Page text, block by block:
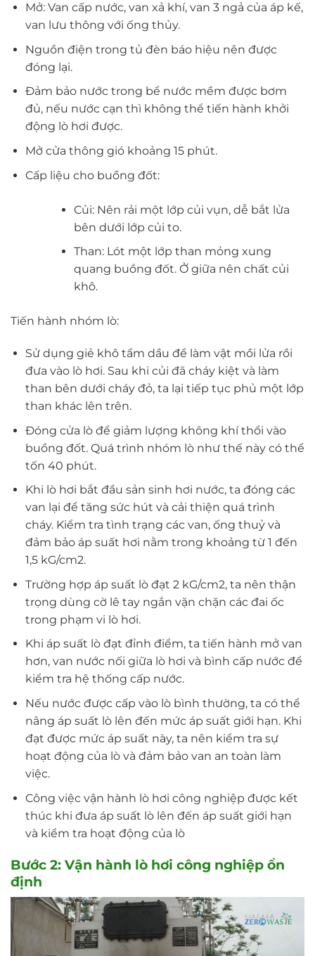
Mở: Van cấp nước, van xả khí, van 3 ngả của áp kế,
van lưu thông với ống thủy.
Nguồn điện trong tủ đèn báo hiệu nên được
đóng lại.
Đảm bảo nước trong bể nước mềm được bơm
đủ, nếu nước cạn thì không thể tiến hành khởi
động lò hơi được.
Mở cửa thông gió khoảng 15 phút.
Cấp liệu cho buồng đốt:
Củi: Nên rải một lớp củi vụn, dễ bắt lửa
bên dưới lớp củi to.
Than: Lót một lớp than mỏng xung
quang buồng đốt. Ở giữa nên chất củi
khô.
Tiến hành nhóm lò:
Sử dụng giẻ khô tẩm dầu để làm vật mồi lửa rồi
đưa vào lò hơi. Sau khi củi đã cháy kiệt và làm
than bên dưới cháy đỏ, ta lại tiếp tục phủ một lớp
than khác lên trên.
Đóng cửa lò để giảm lượng không khí thổi vào
buồng đốt. Quá trình nhóm lò như thế này có thể
tốn 40 phút.
Khi lò hơi bắt đầu sản sinh hơi nước, ta đóng các
van lại để tăng sức hút và cải thiện quá trình
cháy. Kiểm tra tình trạng các van, ống thuỷ và
đảm bảo áp suất hơi nằm trong khoảng từ 1 đến
1,5 kG/cm2.
Trường hợp áp suất lò đạt 2 kG/cm2, ta nên thận
trọng dùng cờ lê tay ngắn vặn chặn các đai ốc
trong phạm vi lò hơi.
Khi áp suất lò đạt đỉnh điểm, ta tiến hành mở van
hơn, van nước nối giữa lò hơi và bình cấp nước để
kiểm tra hệ thống cấp nước.
Nếu nước được cấp vào lò bình thường, ta có thể
nâng áp suất lò lên đến mức áp suất giới hạn. Khi
đạt được mức áp suất này, ta nên kiểm tra sự
hoạt động của lò và đảm bảo van an toàn làm
việc.
Công việc vận hành lò hơi công nghiệp được kết
thúc khi đưa áp suất lò lên đến áp suất giới hạn
và kiểm tra hoạt động của lò
Bước 2: Vận hành lò hơi công nghiệp ổn
định